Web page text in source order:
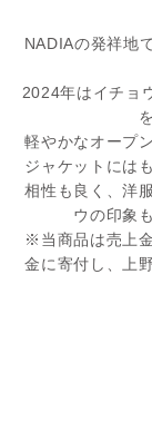
NADIAの発祥地
2024年はイチョ
軽やかなオープ
ジャケットには
相性も良く、洋
ウの印象
※当商品は売上
金に寄付し、上